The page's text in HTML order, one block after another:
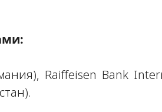
Raiffeisen Bank